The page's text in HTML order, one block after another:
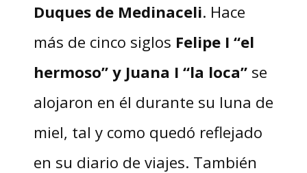
Duques de Medinaceli. Hace
más de cinco siglos Felipe I “el
hermoso” y Juana I “la loca”se
alojaron en él durante su luna de
miel, tal y como quedó reflejado
en su diario de viajes. También